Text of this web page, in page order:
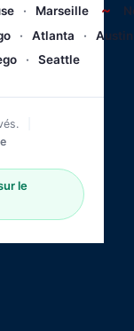
· Marseille ~
· Atlanta ·
Austin
· Seattle
le